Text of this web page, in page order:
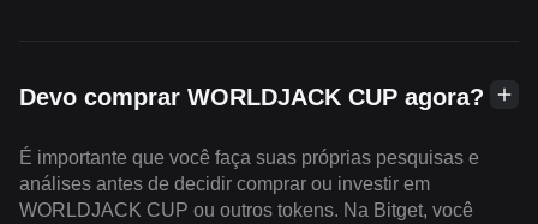
Devo comprar WORLDJACK CUP agora?
É importante que você faça suas próprias pesquisas e
análises antes de decidir comprar ou investir em
WORLDJACK CUP ou outros tokens. Na Bitget, você